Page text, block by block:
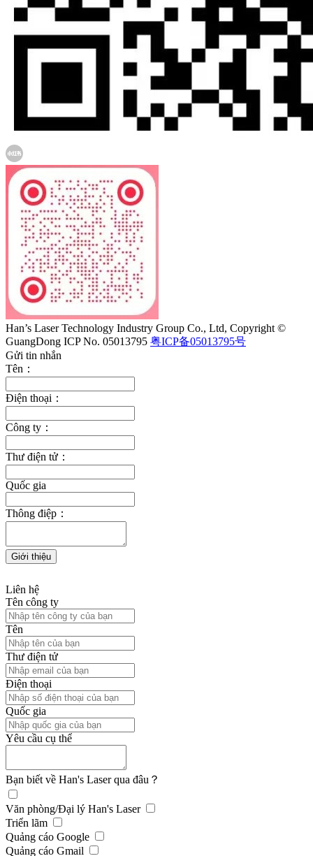
Han’s Laser Technology Industry Group Co., Ltd, Copyright ©
GuangDong ICP No. 05013795 粤ICP备05013795号
Gửi tin nhắn
Tên：
Điện thoại：
Công ty：
Thư điện tử：
Quốc gia
Thông điệp：
Liên hệ
Tên công ty
Tên
Thư điện tử
Điện thoại
Quốc gia
Yêu cầu cụ thể
Bạn biết về Han's Laser qua đâu？
Văn phòng/Đại lý Han's Laser
Triển lãm
Quảng cáo Google
Quảng cáo Gmail